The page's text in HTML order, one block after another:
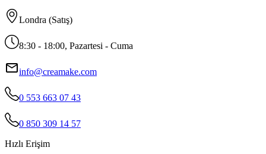
Londra (Satış)
8:30 - 18:00, Pazartesi - Cuma
info@creamake.com
0 553 663 07 43
0 850 309 14 57
Hızlı Erişim